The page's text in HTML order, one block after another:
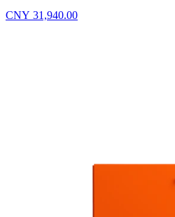
CNY 31,940.00